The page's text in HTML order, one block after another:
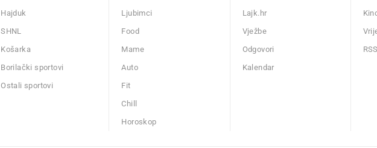
Hajduk
SHNL
Košarka
Borilački sportovi
Ostali sportovi
Ljubimci
Food
Mame
Auto
Fit
Chill
Horoskop
Lajk.hr
Vježbe
Odgovori
Kalendar